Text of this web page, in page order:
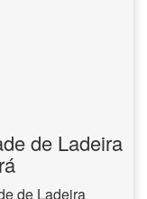
de Ladeira
de Ladeira